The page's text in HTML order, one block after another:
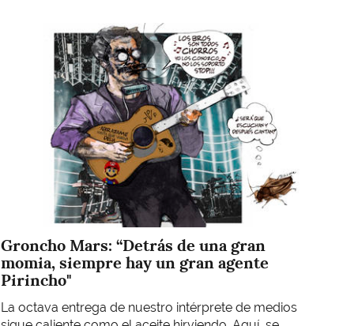
Groncho Mars: “Detrás de una gran
momia, siempre hay un gran agente
Pirincho"
La octava entrega de nuestro intérprete de medios